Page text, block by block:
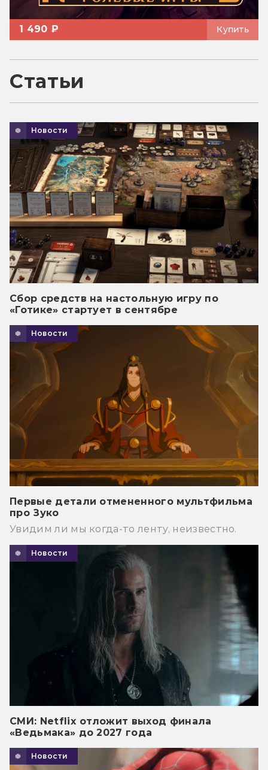
1 490 ₽ Купить
Статьи
Новости
Сбор средств на настольную игру по
«Готике» стартует в сентябре
Новости
Первые детали отмененного мультфильма
про Зуко
Увидим ли мы когда-то ленту, неизвестно.
Новости
СМИ: Netflix отложит выход финала
«Ведьмака» до 2027 года
Новости